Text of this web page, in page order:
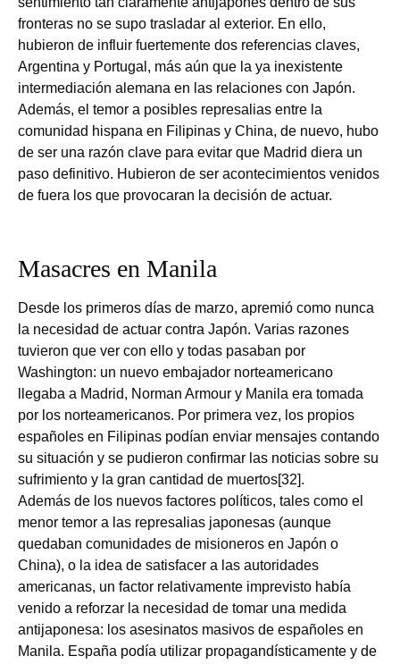
fronteras no se supo trasladar al exterior. En ello,
hubieron de influir fuertemente dos referencias claves,
Argentina y Portugal, más aún que la ya inexistente
intermediación alemana en las relaciones con Japón.
Además, el temor a posibles represalias entre la
comunidad hispana en Filipinas y China, de nuevo, hubo
de ser una razón clave para evitar que Madrid diera un
paso definitivo. Hubieron de ser acontecimientos venidos
de fuera los que provocaran la decisión de actuar.
Masacres en Manila
Desde los primeros días de marzo, apremió como nunca
la necesidad de actuar contra Japón. Varias razones
tuvieron que ver con ello y todas pasaban por
Washington: un nuevo embajador norteamericano
llegaba a Madrid, Norman Armour y Manila era tomada
por los norteamericanos. Por primera vez, los propios
españoles en Filipinas podían enviar mensajes contando
su situación y se pudieron confirmar las noticias sobre su
sufrimiento y la gran cantidad de muertos[32].
Además de los nuevos factores políticos, tales como el
menor temor a las represalias japonesas (aunque
quedaban comunidades de misioneros en Japón o
China), o la idea de satisfacer a las autoridades
americanas, un factor relativamente imprevisto había
venido a reforzar la necesidad de tomar una medida
antijaponesa: los asesinatos masivos de españoles en
Manila. España podía utilizar propagandísticamente y de